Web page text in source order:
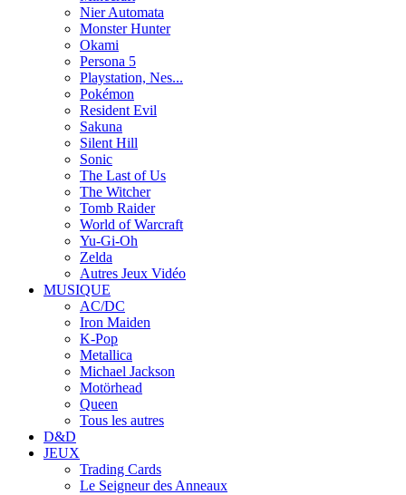
Nier Automata
Monster Hunter
Okami
Persona 5
Playstation, Nes...
Pokémon
Resident Evil
Sakuna
Silent Hill
Sonic
The Last of Us
The Witcher
Tomb Raider
World of Warcraft
Yu-Gi-Oh
Zelda
Autres Jeux Vidéo
MUSIQUE
AC/DC
Iron Maiden
K-Pop
Metallica
Michael Jackson
Motörhead
Queen
Tous les autres
D&D
JEUX
Trading Cards
Le Seigneur des Anneaux